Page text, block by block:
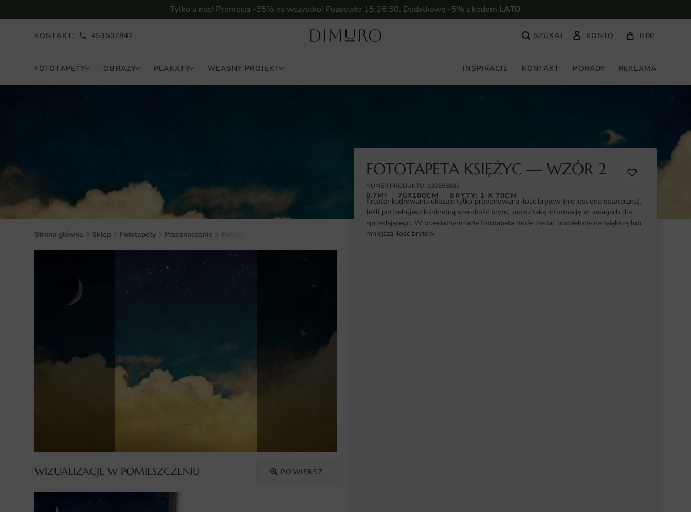
Tylko u nas! Promocja -35% na wszystko! Pozostało 15:26:49. Dodatkowe -5% z kodem LATO
KONTAKT: 453507842 KONTO 0.00
FOTOTAPETY OBRAZY PLAKATY WŁASNY PROJEKT INSPIRACJE KONTAKT PORADY REKLAMA
Strona główna Sklep Fototapety Przeznaczenie Fototapety do salonu
WIZUALIZACJE W POMIESZCZENIU POWIĘKSZ
FOTOTAPETA KSIĘŻYC — WZÓR 2
NUMER PRODUKTU: 130585833
0.7M² 70X100CM BRYTY: 1 X 70CM
Kreator kadrowania ukazuje tylko proponowaną ilość brytów (nie jest ona ostateczna).
Jeśli potrzebujesz konkretną szerokość brytu, zapisz taką informację w uwagach dla
sprzedającego. W przeciwnym razie fototapeta może zostać podzielona na większą lub
mniejszą ilość brytów.